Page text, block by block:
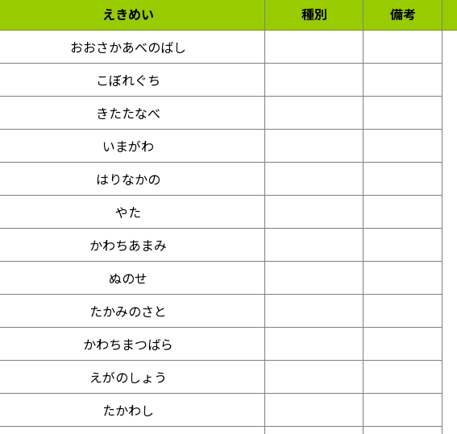
えきめい 種別 備考
おおさかあべのばし
こぼれぐち
きたたなべ
いまがわ
はりなかの
やた
かわちあまみ
ぬのせ
たかみのさと
かわちまつばら
えがのしょう
たかわし